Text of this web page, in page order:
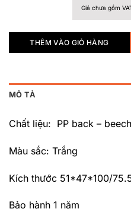
Giá chưa gồm
THÊM VÀO GIỎ HÀNG
MÔ TẢ
Chất liệu: PP back –
Màu sắc: Trắng
Kích thước 51*47*100/
Bảo hành 1 năm